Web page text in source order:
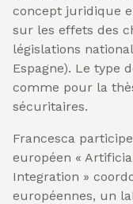
concept juridique
sur les effets des
législations
Espagne). Le type
comme pour la
sécuritaires.
Francesca
européen «
Integration »
européennes, un